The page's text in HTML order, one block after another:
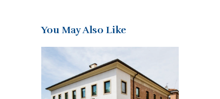
You May Also Like